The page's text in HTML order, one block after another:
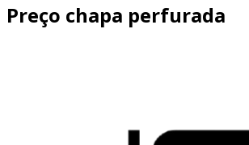
Preço chapa perfurada